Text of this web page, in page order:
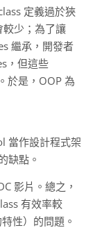
定義過於狹
較少；為了讓
繼承，開發者
，但這些
於是，OOP 為
當作設計程式架
缺點。
影片。總之，
有效率較
性）的問題。